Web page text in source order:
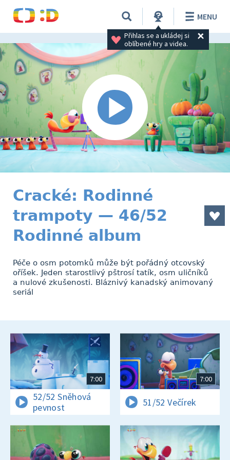
Přihlas se a ukládej si
oblíbené hry a videa.
MENU
Cracké: Rodinné
trampoty — 46/52
Rodinné album
Péče o osm potomků může být pořádný otcovský
oříšek. Jeden starostlivý pštrosí tatík, osm uličníků
a nulové zkušenosti. Bláznivý kanadský animovaný
seriál
7:00
52/52 Sněhová
pevnost
7:00
51/52 Večírek